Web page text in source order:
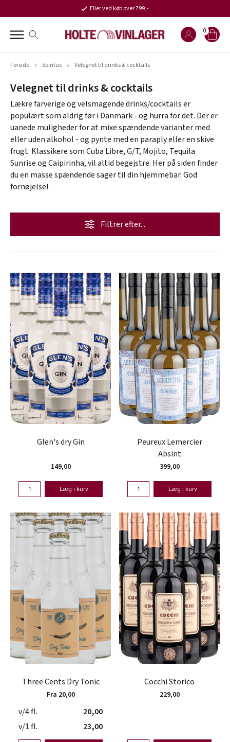
Eller ved køb over 799,-
0
Forside Spiritus Velegnet til drinks & cocktails
Velegnet til drinks & cocktails
Lækre farverige og velsmagende drinks/cocktails er
populært som aldrig før i Danmark - og hurra for det. Der er
uanede muligheder for at mixe spændende varianter med
eller uden alkohol - og pynte med en paraply eller en skive
frugt. Klassikere som Cuba Libre, G/T, Mojito, Tequila
Sunrise og Caipirinha, vil altid begejstre. Her på siden finder
du en masse spændende sager til din hjemmebar. God
fornøjelse!
Filtrer efter...
Glen's dry Gin
149,00
Læg i kurv
Peureux Lemercier
Absint
399,00
Læg i kurv
Three Cents Dry Tonic
Fra 20,00
v/4 fl.
20,00
v/1 fl.
23,00
Cocchi Storico
229,00